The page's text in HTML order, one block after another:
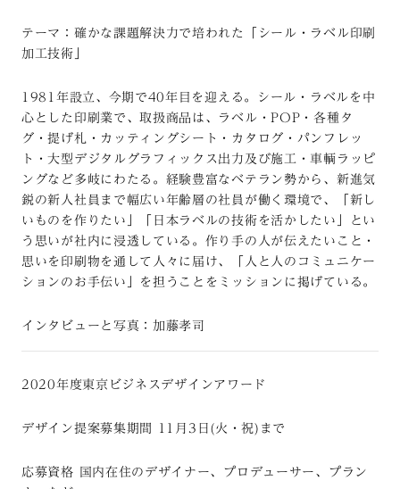
テーマ：確かな課題解決力で培われた「シール・ラベル印刷
加工技術」
1981年設立、今期で40年目を迎える。シール・ラベルを中
心とした印刷業で、取扱商品は、ラベル・POP・各種タ
グ・提げ札・カッティングシート・カタログ・パンフレッ
ト・大型デジタルグラフィックス出力及び施工・車輌ラッピ
ングなど多岐にわたる。経験豊富なベテラン勢から、新進気
鋭の新人社員まで幅広い年齢層の社員が働く環境で、「新し
いものを作りたい」「日本ラベルの技術を活かしたい」とい
う思いが社内に浸透している。作り手の人が伝えたいこと・
思いを印刷物を通して人々に届け、「人と人のコミュニケー
ションのお手伝い」を担うことをミッションに掲げている。
インタビューと写真：加藤孝司
2020年度東京ビジネスデザインアワード
デザイン提案募集期間 月 3 日 ( 火・祝) まで
応募資格 国内在住のデザイナー、プロデューサー、プラン